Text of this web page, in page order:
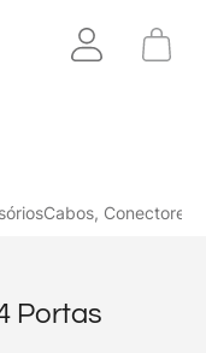
Cabos, Conectores
Portas